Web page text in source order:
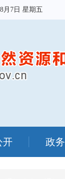
月7日 星期五
开 政